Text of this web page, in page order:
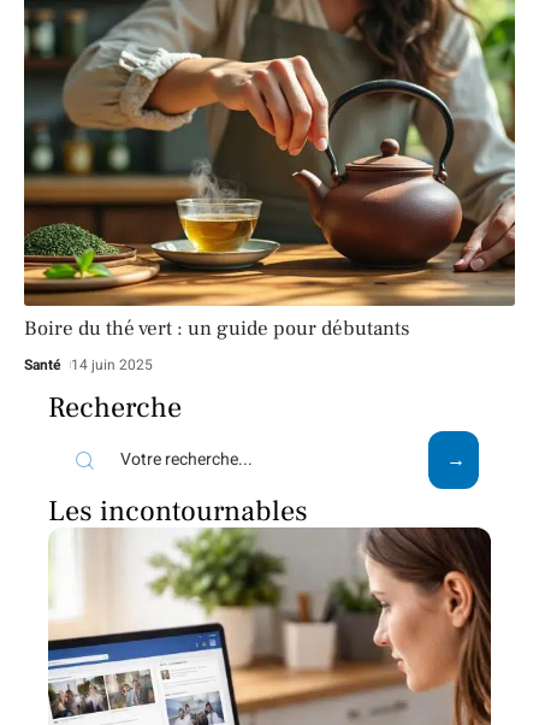
Boire du thé vert : un guide pour débutants
Santé 14 juin 2025
Recherche
Les incontournables